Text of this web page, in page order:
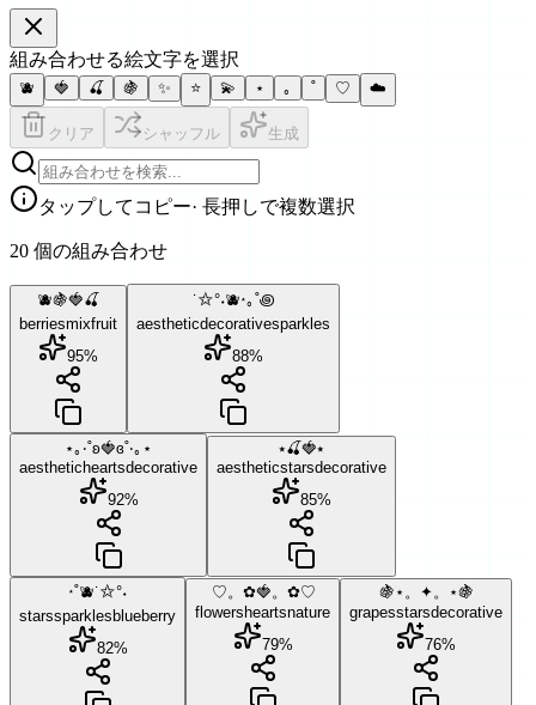
組み合わせる絵文字を選択
🫐 🍓 🍒 🍇 ✨ ⭐ 💫 ⋆ ｡ ˚ ♡ ☁️
クリア シャッフル 生成
タップしてコピー· 長押しで複数選択
20 個の組み合わせ
🫐🍇🍓🍒
berriesmixfruit
95%
˙✩°˖🫐⋆｡˚꩜
aestheticdecorativesparkles
88%
⋆｡‧˚ʚ🍓ɞ˚‧｡⋆
aesthetic heartsdecorative
92%
⭑🍒🍓⭑
aestheticstarsdecorative
85%
⋆˚🫐˙✩°˖
starssparkles blueberry
82%
♡。✿🍓。✿♡
flowers heartsnature
79%
🍇⋆。✦。⋆🍇
grapesstarsdecorative
76%